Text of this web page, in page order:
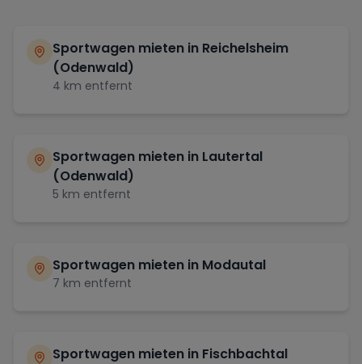
Sportwagen mieten in Reichelsheim
(Odenwald)
4 km entfernt
Sportwagen mieten in Lautertal
(Odenwald)
5 km entfernt
Sportwagen mieten in Modautal
7 km entfernt
Sportwagen mieten in Fischbachtal